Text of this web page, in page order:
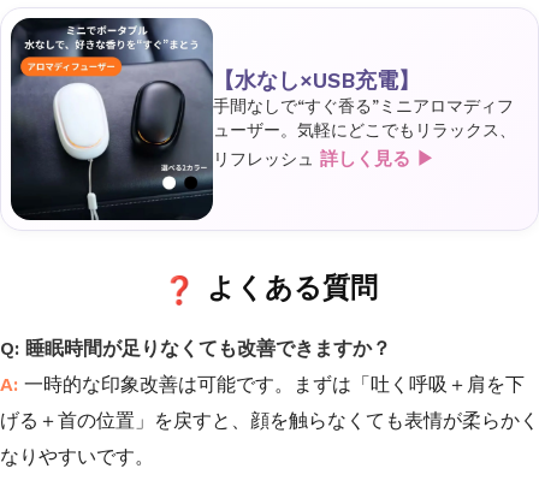
【水なし×USB充電】
手間なしで“すぐ香る”ミニアロマディフ
ューザー。気軽にどこでもリラックス、
リフレッシュ 詳しく見る ▶
よくある質問
睡眠時間が足りなくても改善できますか？
一時的な印象改善は可能です。まずは「吐く呼吸＋肩を下
げる＋首の位置」を戻すと、顔を触らなくても表情が柔らかく
なりやすいです。